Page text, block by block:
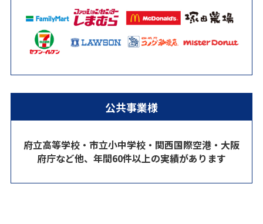
公共事業様
府立高等学校・市立小中学校・関西国際空港・大阪
府庁など他、年間60件以上の実績があります